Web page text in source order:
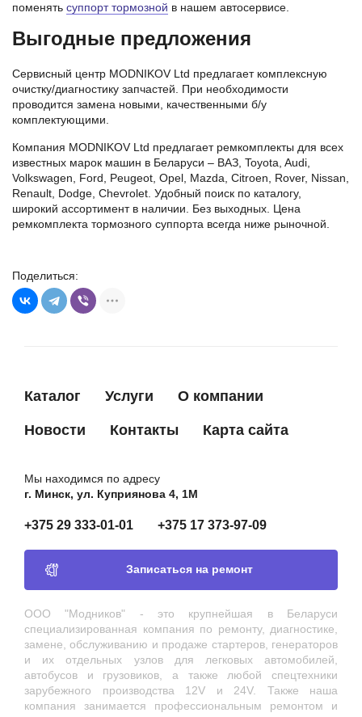
поменять суппорт тормозной в нашем автосервисе.
Выгодные предложения
Сервисный центр MODNIKOV Ltd предлагает комплексную
очистку/диагностику запчастей. При необходимости
проводится замена новыми, качественными б/у
комплектующими.
Компания MODNIKOV Ltd предлагает ремкомплекты для всех
известных марок машин в Беларуси – ВАЗ, Toyota, Audi,
Volkswagen, Ford, Peugeot, Opel, Mazda, Citroen, Rover, Nissan,
Renault, Dodge, Chevrolet. Удобный поиск по каталогу,
широкий ассортимент в наличии. Без выходных. Цена
ремкомплекта тормозного суппорта всегда ниже рыночной.
Поделиться:
Каталог Услуги О компании
Новости Контакты Карта сайта
Мы находимся по адресу
г. Минск, ул. Куприянова 4, 1М
+375 29 333-01-01 +375 17 373-97-09
Записаться на ремонт
ООО "Модников" - это крупнейшая в Беларуси
специализированная компания по ремонту, диагностике,
замене, обслуживанию и продаже стартеров, генераторов
и их отдельных узлов для легковых автомобилей,
автобусов и грузовиков, а также любой спецтехники
зарубежного производства 12V и 24V. Также наша
компания занимается профессиональным ремонтом и